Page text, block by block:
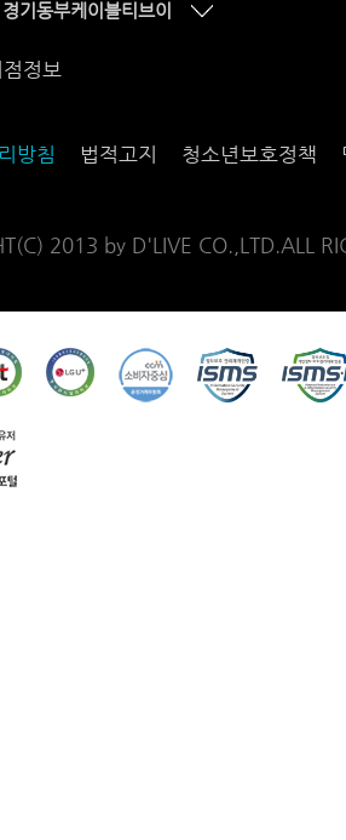
기동부케이블티브이
정보
방침 법적고지 청소년보호정책
2013 by D'LIVE CO.,LTD.ALL